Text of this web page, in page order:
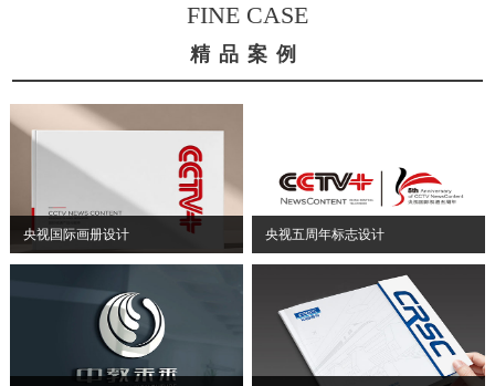
FINE CASE
精品案例
央视国际画册设计 央视五周年标志设计